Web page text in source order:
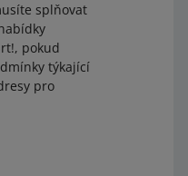
splňovat
pokud
týkající
pro